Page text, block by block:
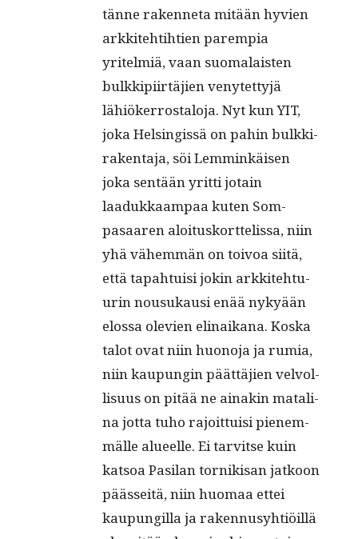
tänne raken­neta mitään hyvien
arkkite­hti­h­tien parem­pia
yritelmiä, vaan suo­ma­lais­ten
bulkkipi­irtäjien venytet­tyjä
lähiök­er­rostalo­ja. Nyt kun YIT,
joka Helsingis­sä on pahin bulkki­
rak­en­ta­ja, söi Lem­minkäisen
joka sen­tään yrit­ti jotain
laadukkaam­paa kuten Som­
pasaaren aloi­tusko­rt­telis­sa, niin
yhä vähem­män on toivoa siitä,
että tapah­tu­isi jokin arkkite­htu­
urin nousukausi enää nykyään
elos­sa ole­vien eli­naikana. Kos­ka
talot ovat niin huono­ja ja rumia,
niin kaupun­gin päät­täjien velvol­
lisu­us on pitää ne ainakin matali­
na jot­ta tuho rajoit­tuisi pienem­
mälle alueelle. Ei tarvitse kuin
kat­soa Pasi­lan tornikisan jatkoon
pääs­seitä, niin huo­maa ettei
kaupungilla ja raken­nusy­htiöil­lä